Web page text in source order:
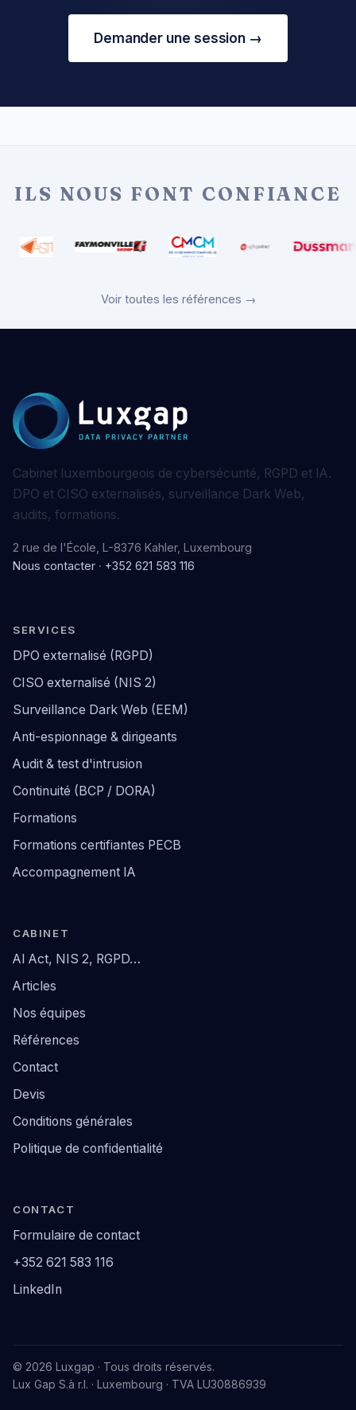
Demander une session →
ILS NOUS FONT CONFIANCE
Voir toutes les références →
Cabinet luxembourgeois de cybersécurité, RGPD et IA.
DPO et CISO externalisés, surveillance Dark Web,
audits, formations.
2 rue de l'École, L-8376 Kahler, Luxembourg
Nous contacter · +352 621 583 116
SERVICES
DPO externalisé (RGPD)
CISO externalisé (NIS 2)
Surveillance Dark Web (EEM)
Anti-espionnage & dirigeants
Audit & test d'intrusion
Continuité (BCP / DORA)
Formations
Formations certifiantes PECB
Accompagnement IA
CABINET
AI Act, NIS 2, RGPD…
Articles
Nos équipes
Références
Contact
Devis
Conditions générales
Politique de confidentialité
CONTACT
Formulaire de contact
+352 621 583 116
LinkedIn
© 2026 Luxgap · Tous droits réservés.
Lux Gap S.à r.l. · Luxembourg · TVA LU30886939